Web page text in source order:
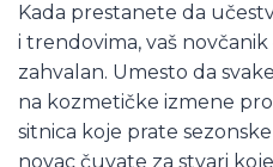
Kada prestanete da
i trendovima, vaš
zahvalan. Umesto da
na kozmetičke izmene
sitnica koje prate
novac čuvate za stvari